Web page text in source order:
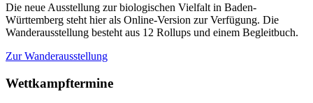
Die neue Ausstellung zur biologischen Vielfalt in Baden-
Württemberg steht hier als Online-Version zur Verfügung. Die
Wanderausstellung besteht aus 12 Rollups und einem Begleitbuch.
Zur Wanderausstellung
Wettkampftermine